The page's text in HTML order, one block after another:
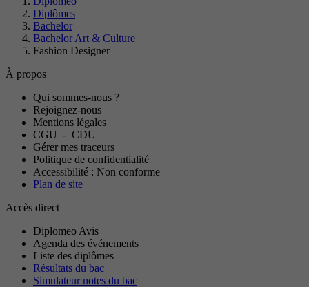
Diplômes
Bachelor
Bachelor Art & Culture
Fashion Designer
À propos
Qui sommes-nous ?
Rejoignez-nous
Mentions légales
CGU - CDU
Gérer mes traceurs
Politique de confidentialité
Accessibilité : Non conforme
Plan de site
Accès direct
Diplomeo Avis
Agenda des événements
Liste des diplômes
Résultats du bac
Simulateur notes du bac